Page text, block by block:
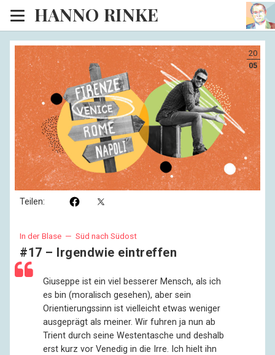
HANNO RINKE
Heim
EISINSEL
Sonntagspredigten
Blog
Lesesaal
Hörsaal
Kinosaal
Teilen:
20
05
In der Blase — Süd nach Südost
#17 – Irgendwie eintreffen
Giuseppe ist ein viel besserer Mensch, als ich
es bin (moralisch gesehen), aber sein
Orientierungssinn ist vielleicht etwas weniger
ausgeprägt als meiner. Wir fuhren ja nun ab
Trient durch seine Westentasche und deshalb
erst kurz vor Venedig in die Irre. Ich hielt ihn